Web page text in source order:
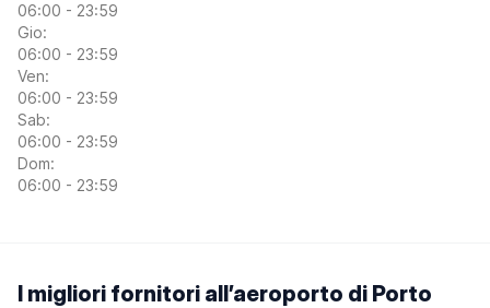
06:00 - 23:59
Gio:
06:00 - 23:59
Ven:
06:00 - 23:59
Sab:
06:00 - 23:59
Dom:
06:00 - 23:59
I migliori fornitori all’aeroporto di Porto